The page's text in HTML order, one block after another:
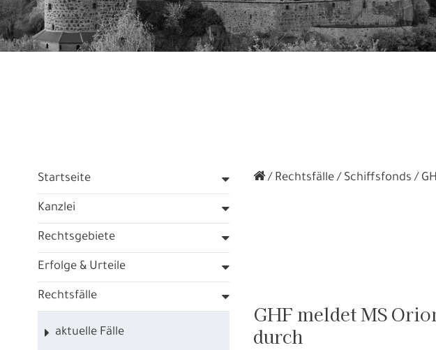
Startseite
Kanzlei
Rechtsgebiete
Erfolge & Urteile
Rechtsfälle
aktuelle Fälle
Rechtsfälle Schiffsfonds
GHF meldet MS
durch